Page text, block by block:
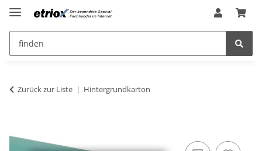
Zurück zur Liste Hintergrundkarton